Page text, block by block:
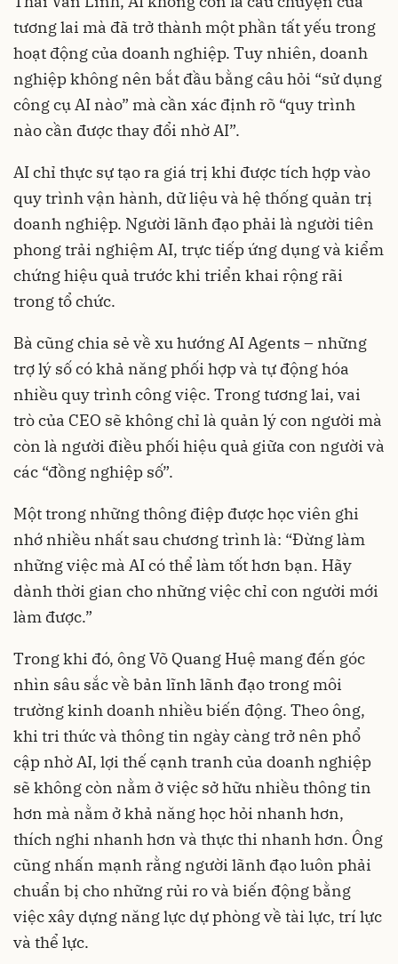
tương lai mà đã trở thành một phần tất yếu trong
hoạt động của doanh nghiệp. Tuy nhiên, doanh
nghiệp không nên bắt đầu bằng câu hỏi “sử dụng
công cụ AI nào” mà cần xác định rõ “quy trình
nào cần được thay đổi nhờ AI”.
AI chỉ thực sự tạo ra giá trị khi được tích hợp vào
quy trình vận hành, dữ liệu và hệ thống quản trị
doanh nghiệp. Người lãnh đạo phải là người tiên
phong trải nghiệm AI, trực tiếp ứng dụng và kiểm
chứng hiệu quả trước khi triển khai rộng rãi
trong tổ chức.
Bà cũng chia sẻ về xu hướng AI Agents – những
trợ lý số có khả năng phối hợp và tự động hóa
nhiều quy trình công việc. Trong tương lai, vai
trò của CEO sẽ không chỉ là quản lý con người mà
còn là người điều phối hiệu quả giữa con người và
các “đồng nghiệp số”.
Một trong những thông điệp được học viên ghi
nhớ nhiều nhất sau chương trình là: “Đừng làm
những việc mà AI có thể làm tốt hơn bạn. Hãy
dành thời gian cho những việc chỉ con người mới
làm được.”
Trong khi đó, ông Võ Quang Huệ mang đến góc
nhìn sâu sắc về bản lĩnh lãnh đạo trong môi
trường kinh doanh nhiều biến động. Theo ông,
khi tri thức và thông tin ngày càng trở nên phổ
cập nhờ AI, lợi thế cạnh tranh của doanh nghiệp
sẽ không còn nằm ở việc sở hữu nhiều thông tin
hơn mà nằm ở khả năng học hỏi nhanh hơn,
thích nghi nhanh hơn và thực thi nhanh hơn. Ông
cũng nhấn mạnh rằng người lãnh đạo luôn phải
chuẩn bị cho những rủi ro và biến động bằng
việc xây dựng năng lực dự phòng về tài lực, trí lực
và thể lực.